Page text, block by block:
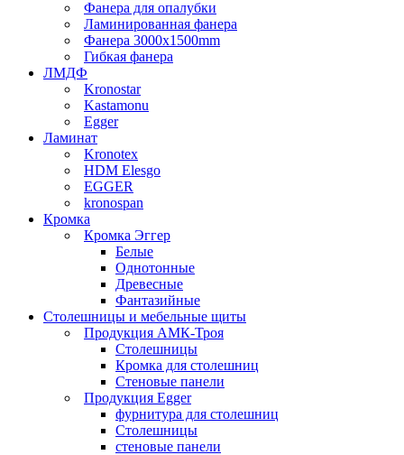
Фанера для опалубки
Ламинированная фанера
Фанера 3000х1500mm
Гибкая фанера
ЛМДФ
Kronostar
Kastamonu
Egger
Ламинат
Kronotex
HDM Elesgo
EGGER
kronospan
Кромка
Кромка Эггер
Белые
Однотонные
Древесные
Фантазийные
Столешницы и мебельные щиты
Продукция АМК-Троя
Столешницы
Кромка для столешниц
Стеновые панели
Продукция Egger
фурнитура для столешниц
Столешницы
стеновые панели